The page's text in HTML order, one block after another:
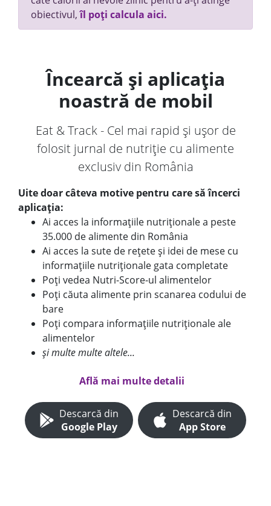
obiectivul,îl poți calcula aici.
Încearcă și aplicația
noastră de mobil
Eat & Track - Cel mai rapid și ușor de
folosit jurnal de nutriție cu alimente
exclusiv din România
Uite doar câteva motive pentru care să încerci
aplicația:
Ai acces la informațiile nutriționale a peste
35.000 de alimente din România
Ai acces la sute de rețete și idei de mese cu
informațiile nutriționale gata completate
Poți vedea Nutri-Score-ul alimentelor
Poți căuta alimente prin scanarea codului de
bare
Poți compara informațiile nutriționale ale
alimentelor
și multe multe altele...
Află mai multe detalii
Descarcă din
Google Play
Descarcă din
App Store